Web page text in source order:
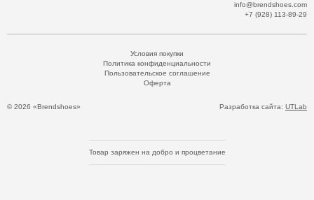
info@brendshoes.com
+7 (928) 113-89-29
© 2026 «Brendshoes»
Условия покупки
Политика конфиденциальности
Пользовательское соглашение
Оферта
Разработка сайта: UTLab
Товар заряжен на добро и процветание